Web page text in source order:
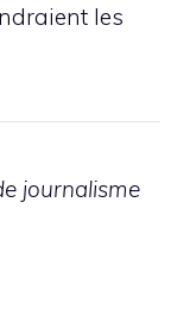
les
journalisme